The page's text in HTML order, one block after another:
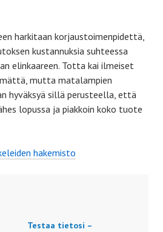
harkitaan korjaustoimenpidettä,
kustannuksia suhteessa
elinkaareen. Totta kai ilmeiset
mutta matalampien
hyväksyä sillä perusteella, että
lopussa ja piakkoin koko tuote
iden hakemisto
Testaa tietosi –